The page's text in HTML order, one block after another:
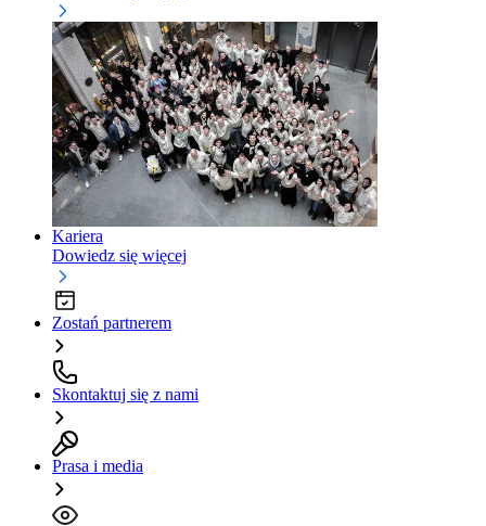
Kariera
Dowiedz się więcej
Zostań partnerem
Skontaktuj się z nami
Prasa i media